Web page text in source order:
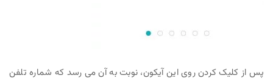
پس از کلیک کردن روی این آیکون، نوبت به آن می رسد که شماره تلفن